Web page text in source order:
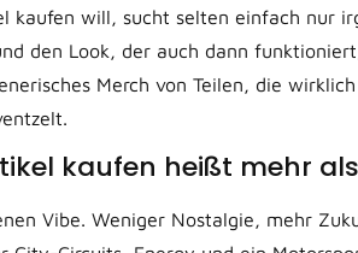
kaufen will, sucht selten einfach nur
den Look, der auch dann
Merch von Teilen, die
kaufen heißt mehr
Vibe. Weniger Nostalgie, mehr